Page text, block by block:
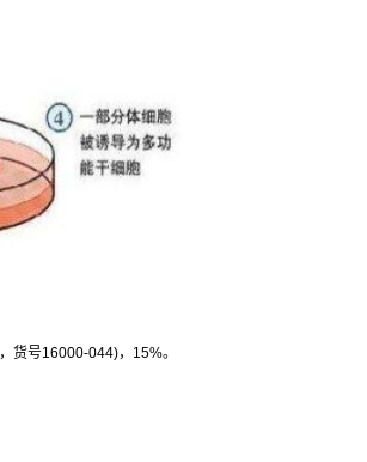
，货号16000-044)， 15%。